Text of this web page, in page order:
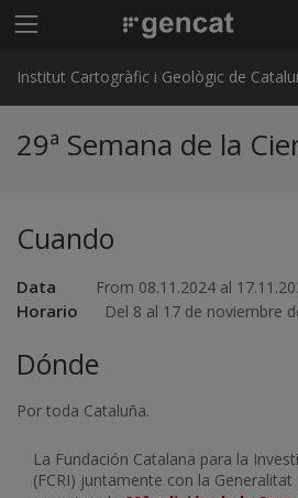
Menú principal ICGC
Institut Cartogràfic i Geològic de
29ª Semana de la
Cuando
Data From 08.11.2024 al
Horario Del 8 al 17 de noviembre
Dónde
Por toda Cataluña.
La Fundación Catalana para la
(FCRI) juntamente con la Generalitat